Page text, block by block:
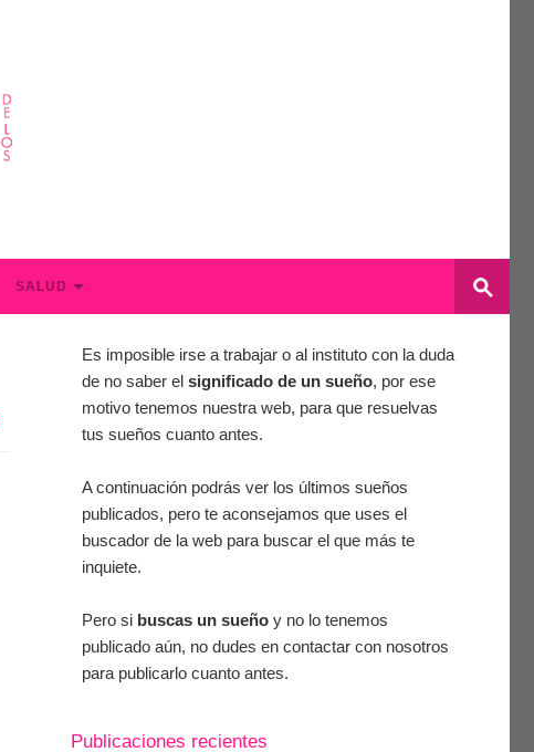
SALUD
Es imposible irse a trabajar o al instituto con la duda
de no saber el significado de un sueño, por ese
motivo tenemos nuestra web, para que resuelvas
tus sueños cuanto antes.
A continuación podrás ver los últimos sueños
publicados, pero te aconsejamos que uses el
buscador de la web para buscar el que más te
inquiete.
Pero si buscas un sueño y no lo tenemos
publicado aún, no dudes en contactar con nosotros
para publicarlo cuanto antes.
Publicaciones recientes